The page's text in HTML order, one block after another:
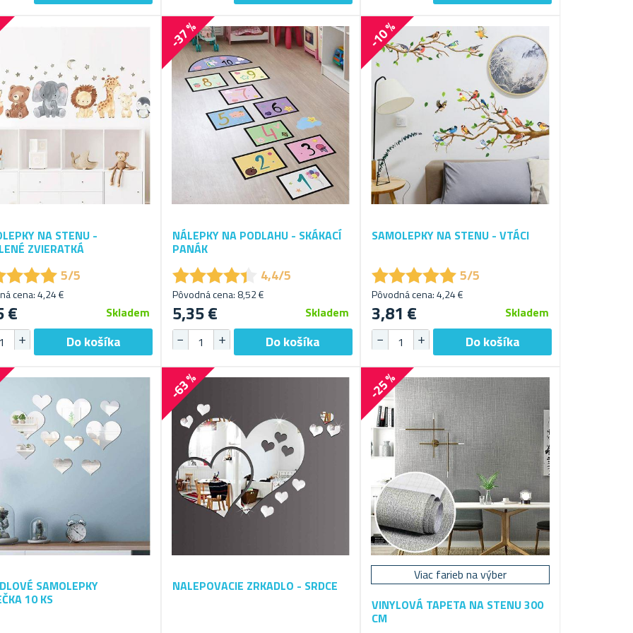
NA STENU -
ZVIERATKÁ
★★★
★★★5/5
cena: 4,24 €
€ Skladem
-37 %
NÁLEPKY NA PODLAHU - SKÁKACÍ
PANÁK
★★★★★
★★★★★ 4,4/5
Pôvodná cena: 8,52 €
5,35 € Skladem
-10 %
SAMOLEPKY NA STENU - VTÁCI
★★★★★
★★★★★5/5
Pôvodná cena: 4,24 €
3,81 € Skladem
SAMOLEPKY
10 KS
-63 %
NALEPOVACIE ZRKADLO - SRDCE
-25 %
Viac farieb na výber
VINYLOVÁ TAPETA NA STENU 300
CM